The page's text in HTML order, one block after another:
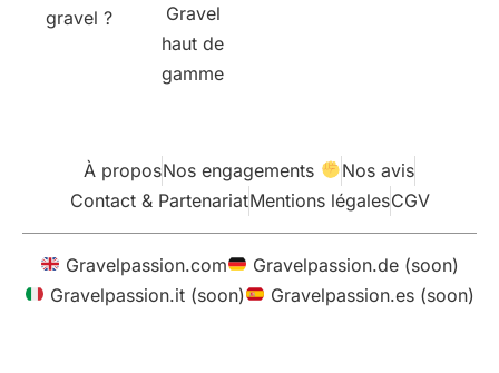
gravel ?
Gravel
haut de
gamme
À proposNos engagements
Nos avis
Contact & PartenariatMentions légalesCGV
Gravelpassion.com
Gravelpassion.de (soon)
Gravelpassion.it (soon)
Gravelpassion.es (soon)